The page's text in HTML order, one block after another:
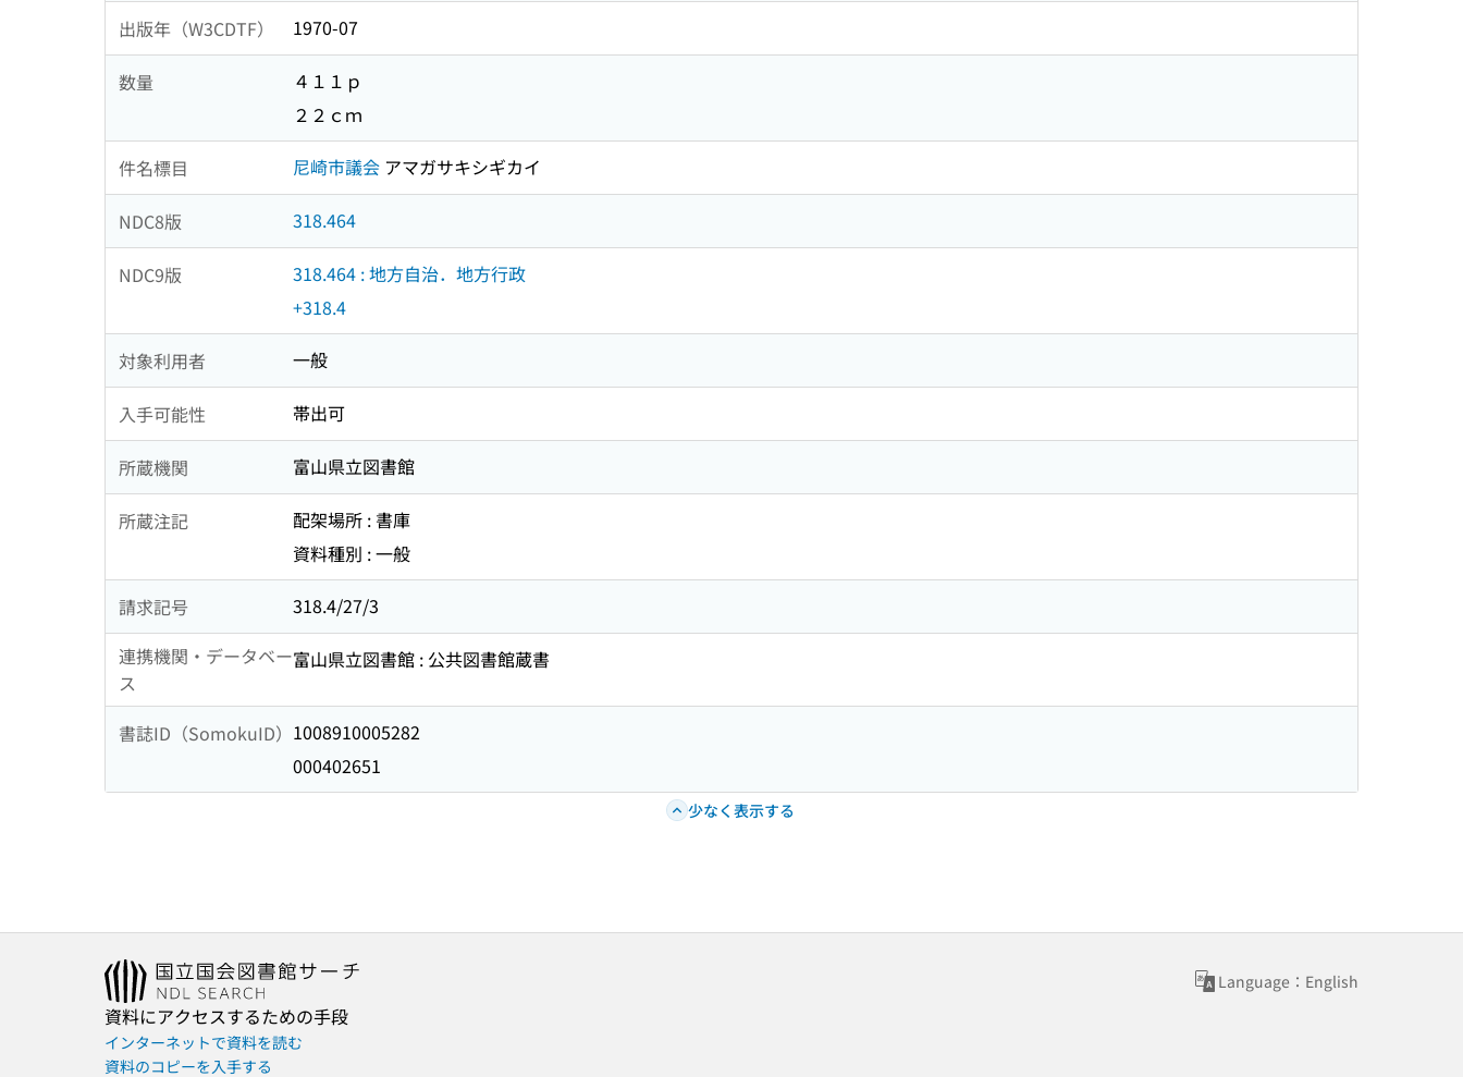
出版年（W3CDTF） 1970-07
数量
４１１ｐ
２２ｃｍ
件名標目 尼崎市議会 アマガサキシギカイ
NDC8版 318.464
NDC9版
318.464 : 地方自治．地方行政
+318.4
対象利用者 一般
入手可能性 帯出可
所蔵機関 富山県立図書館
所蔵注記
配架場所 : 書庫
資料種別 : 一般
請求記号
318.4/27/3
連携機関・データベー
ス
富山県立図書館 : 公共図書館蔵書
書誌ID（SomokuID） 1008910005282
000402651
少なく表示する
Language：English
資料にアクセスするための手段
インターネットで資料を読む
資料のコピーを入手する